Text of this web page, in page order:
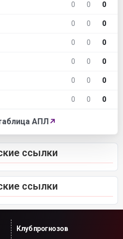
0 0 0
0 0 0
0 0 0
0 0 0
0 0 0
0 0 0
АПЛ ↗
ссылки
ссылки
Клуб прогнозов